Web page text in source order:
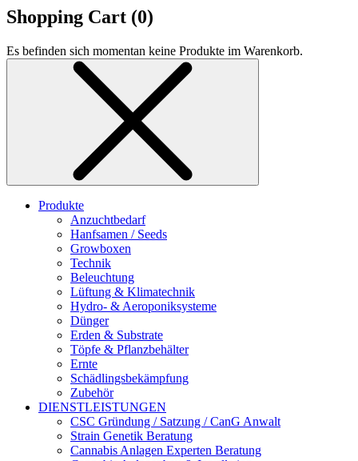
Shopping Cart (0)
Es befinden sich momentan keine Produkte im Warenkorb.
Produkte
Anzuchtbedarf
Hanfsamen / Seeds
Growboxen
Technik
Beleuchtung
Lüftung & Klimatechnik
Hydro- & Aeroponiksysteme
Dünger
Erden & Substrate
Töpfe & Pflanzbehälter
Ernte
Schädlingsbekämpfung
Zubehör
DIENSTLEISTUNGEN
CSC Gründung / Satzung / CanG Anwalt
Strain Genetik Beratung
Cannabis Anlagen Experten Beratung